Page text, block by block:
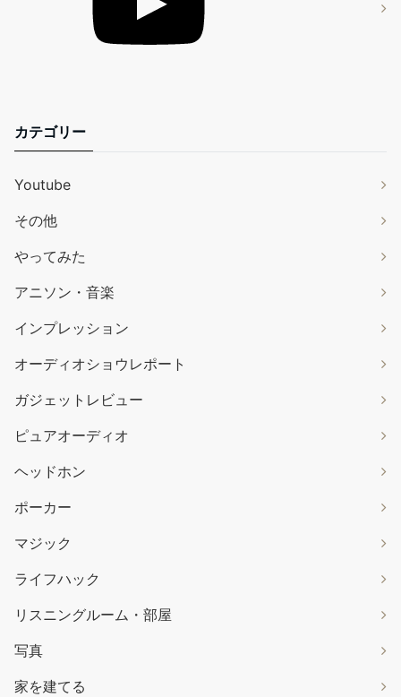
カテゴリー
Youtube
その他
やってみた
アニソン・音楽
インプレッション
オーディオショウレポート
ガジェットレビュー
ピュアオーディオ
ヘッドホン
ポーカー
マジック
ライフハック
リスニングルーム・部屋
写真
家を建てる